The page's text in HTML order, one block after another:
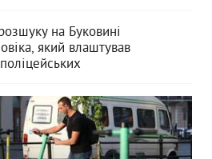
на Буковині
який влаштував